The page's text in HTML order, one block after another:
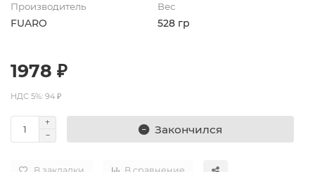
Производитель
FUARO
Вес
528 гр
1978 ₽
НДС 5%: 94 ₽
Закончился